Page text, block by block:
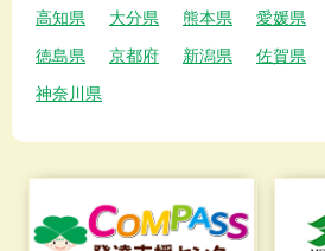
高知県
大分県 熊本県 愛媛県
徳島県
京都府 新潟県 佐賀県
神奈川県